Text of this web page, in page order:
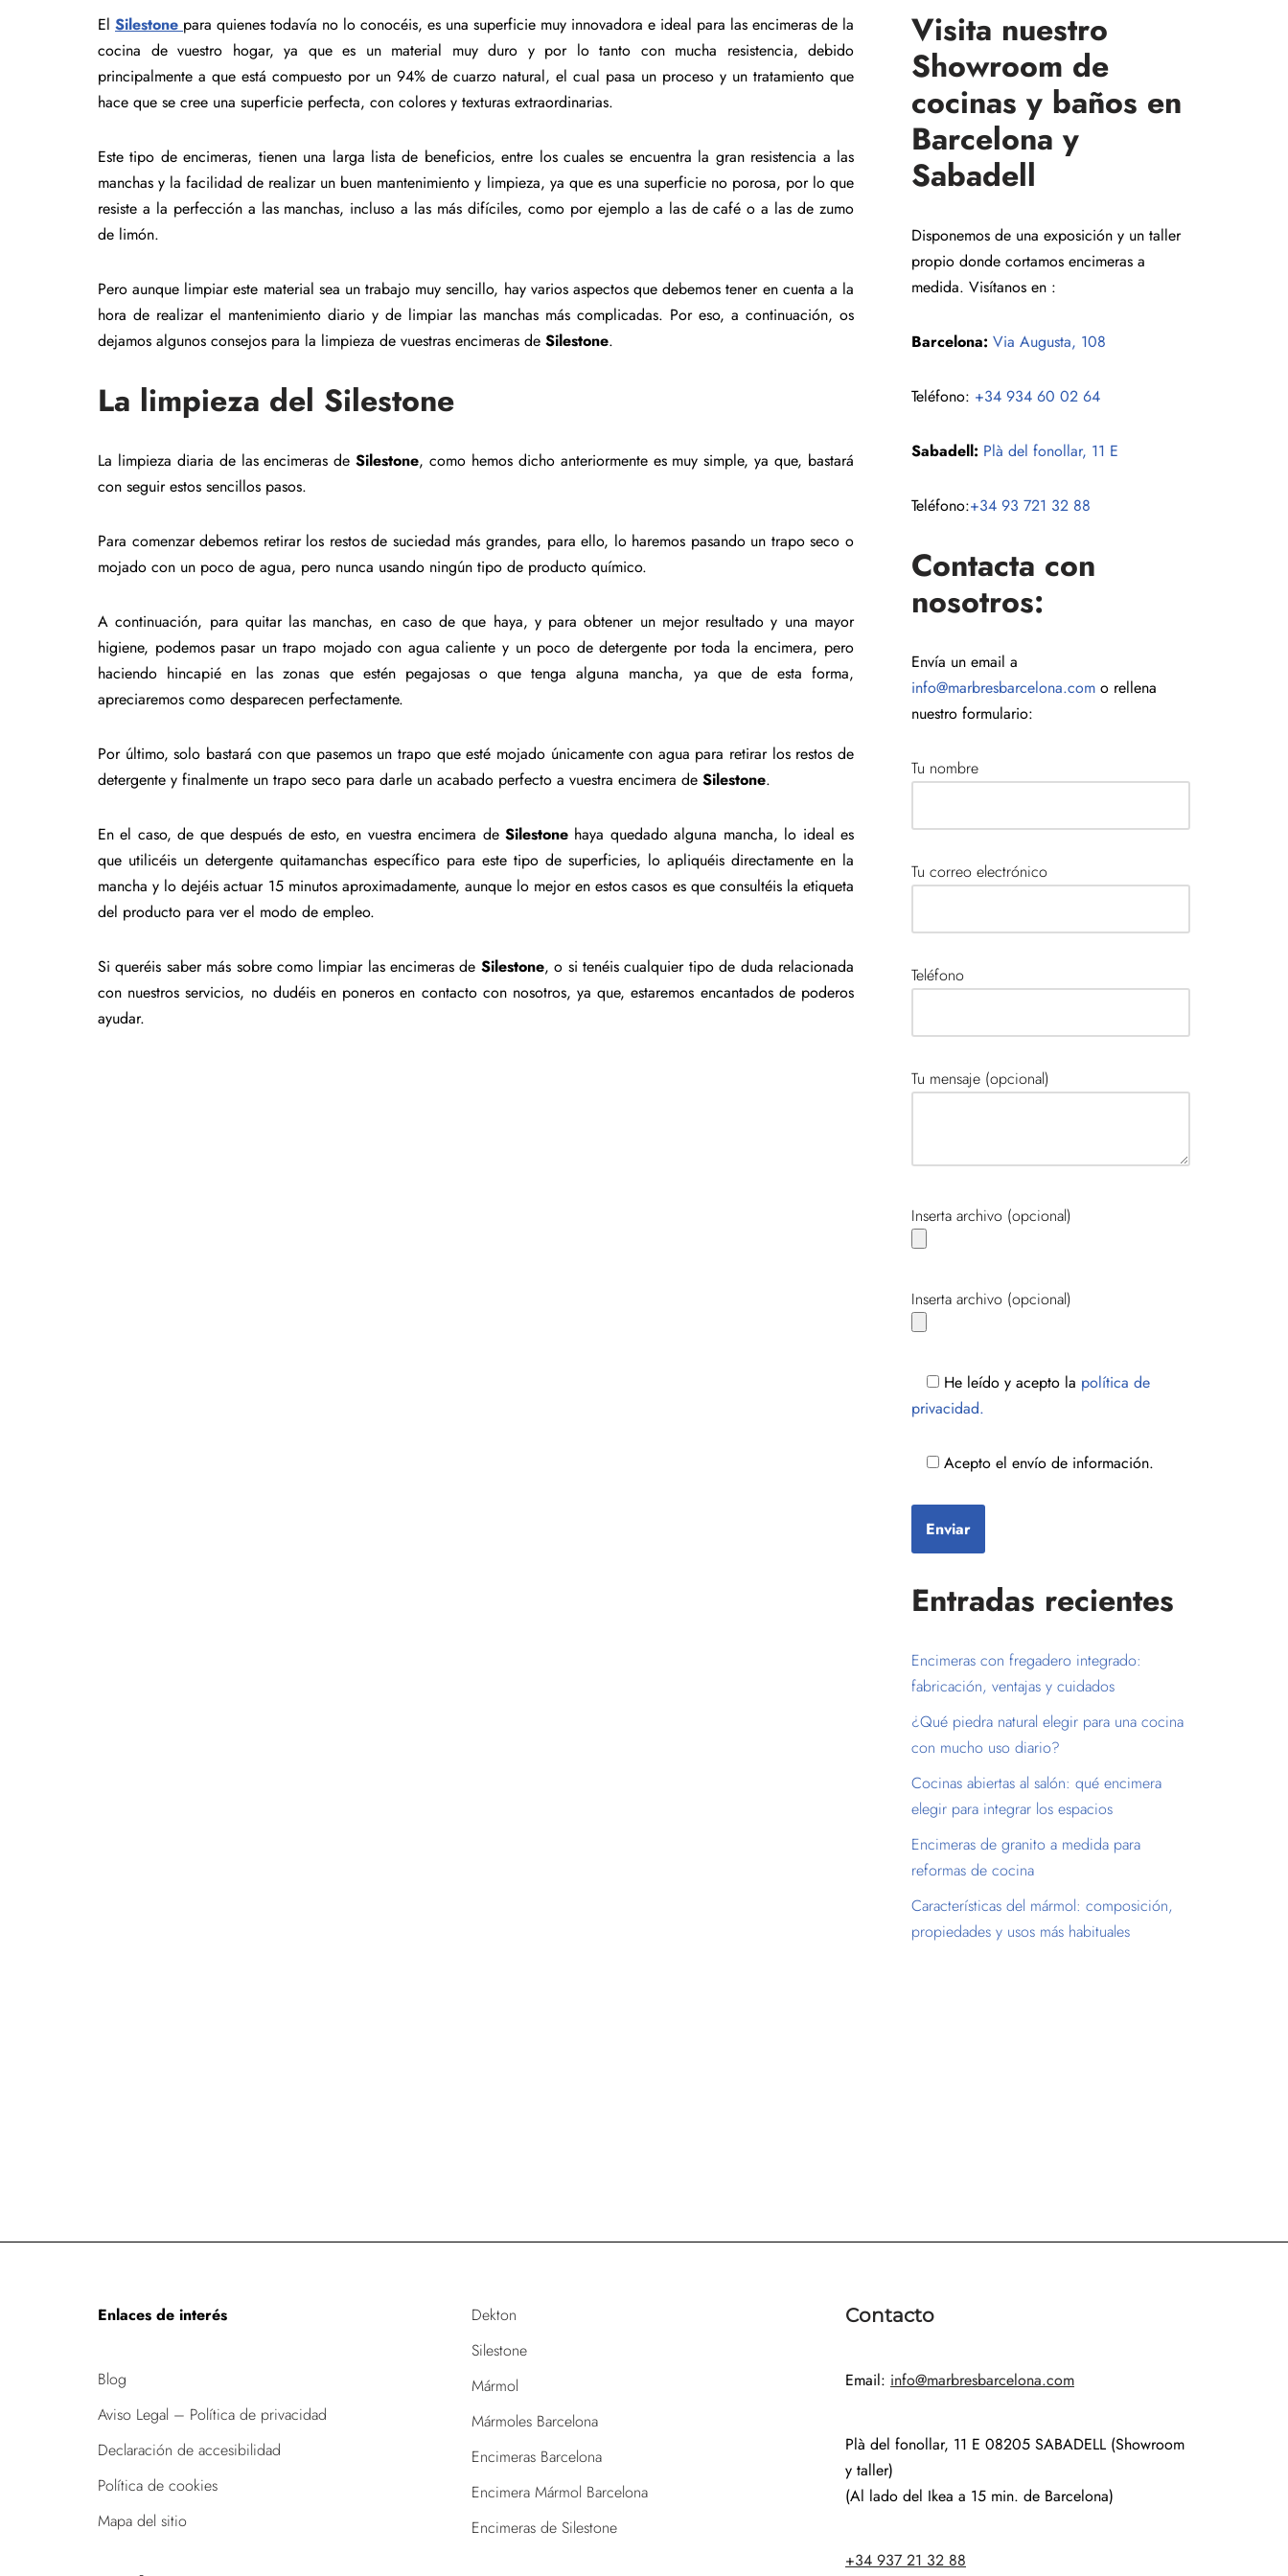
El Silestone para quienes todavía no lo conocéis, es una superficie muy innovadora e ideal para las encimeras de la
cocina de vuestro hogar, ya que es un material muy duro y por lo tanto con mucha resistencia, debido
principalmente a que está compuesto por un 94% de cuarzo natural, el cual pasa un proceso y un tratamiento que
hace que se cree una superficie perfecta, con colores y texturas extraordinarias.
Este tipo de encimeras, tienen una larga lista de beneficios, entre los cuales se encuentra la gran resistencia a las
manchas y la facilidad de realizar un buen mantenimiento y limpieza, ya que es una superficie no porosa, por lo que
resiste a la perfección a las manchas, incluso a las más difíciles, como por ejemplo a las de café o a las de zumo
de limón.
Pero aunque limpiar este material sea un trabajo muy sencillo, hay varios aspectos que debemos tener en cuenta a la
hora de realizar el mantenimiento diario y de limpiar las manchas más complicadas. Por eso, a continuación, os
dejamos algunos consejos para la limpieza de vuestras encimeras de Silestone.
La limpieza del Silestone
La limpieza diaria de las encimeras de Silestone, como hemos dicho anteriormente es muy simple, ya que, bastará
con seguir estos sencillos pasos.
Para comenzar debemos retirar los restos de suciedad más grandes, para ello, lo haremos pasando un trapo seco o
mojado con un poco de agua, pero nunca usando ningún tipo de producto químico.
A continuación, para quitar las manchas, en caso de que haya, y para obtener un mejor resultado y una mayor
higiene, podemos pasar un trapo mojado con agua caliente y un poco de detergente por toda la encimera, pero
haciendo hincapié en las zonas que estén pegajosas o que tenga alguna mancha, ya que de esta forma,
apreciaremos como desparecen perfectamente.
Por último, solo bastará con que pasemos un trapo que esté mojado únicamente con agua para retirar los restos de
detergente y finalmente un trapo seco para darle un acabado perfecto a vuestra encimera de Silestone.
En el caso, de que después de esto, en vuestra encimera deSilestone haya quedado alguna mancha, lo ideal es
que utilicéis un detergente quitamanchas específico para este tipo de superficies, lo apliquéis directamente en la
mancha y lo dejéis actuar 15 minutos aproximadamente, aunque lo mejor en estos casos es que consultéis la etiqueta
del producto para ver el modo de empleo.
Si queréis saber más sobre como limpiar las encimeras de Silestone, o si tenéis cualquier tipo de duda relacionada
con nuestros servicios, no dudéis en poneros en contacto con nosotros, ya que, estaremos encantados de poderos
ayudar.
Visita nuestro
Showroom de
cocinas y baños en
Barcelona y
Sabadell
Disponemos de una exposición y un taller
propio donde cortamos encimeras a
medida. Visítanos en :
Barcelona: Via Augusta, 108
Teléfono: +34 934 60 02 64
Sabadell: Plà del fonollar, 11 E
Teléfono:+34 93 721 32 88
Contacta con
nosotros:
Envía un email a
info@marbresbarcelona.com o rellena
nuestro formulario:
Tu nombre
Tu correo electrónico
Teléfono
Tu mensaje (opcional)
Inserta archivo (opcional)
Inserta archivo (opcional)
He leído y acepto la política de
privacidad.
Acepto el envío de información.
Entradas recientes
Encimeras con fregadero integrado:
fabricación, ventajas y cuidados
¿Qué piedra natural elegir para una cocina
con mucho uso diario?
Cocinas abiertas al salón: qué encimera
elegir para integrar los espacios
Encimeras de granito a medida para
reformas de cocina
Características del mármol: composición,
propiedades y usos más habituales
Enlaces de interés
Blog
Aviso Legal – Política de privacidad
Declaración de accesibilidad
Política de cookies
Mapa del sitio
Dekton
Silestone
Mármol
Mármoles Barcelona
Encimeras Barcelona
Encimera Mármol Barcelona
Encimeras de Silestone
Contacto
Email: info@marbresbarcelona.com
Plà del fonollar, 11 E 08205 SABADELL (Showroom
y taller)
(Al lado del Ikea a 15 min. de Barcelona)
+34 937 21 32 88